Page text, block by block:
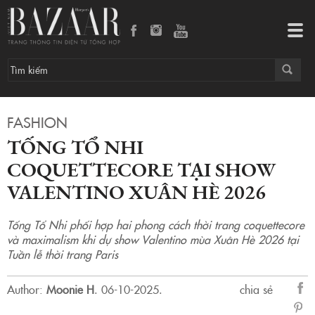
FASHION
TỐNG TỔ NHI
COQUETTECORE TẠI SHOW
VALENTINO XUÂN HÈ 2026
Tống Tổ Nhi phối hợp hai phong cách thời trang coquettecore
và maximalism khi dự show Valentino mùa Xuân Hè 2026 tại
Tuần lễ thời trang Paris
Author: Moonie H. 06-10-2025.
chia sẻ
sẻ